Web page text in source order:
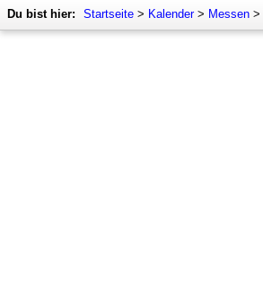
Du bist hier: Startseite > Kalender> Messen >